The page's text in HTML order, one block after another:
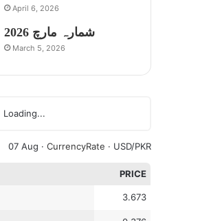
April 6, 2026
شمارہ مارچ 2026
March 5, 2026
Loading...
07 Aug · CurrencyRate · USD/PKR
PRICE
3.673